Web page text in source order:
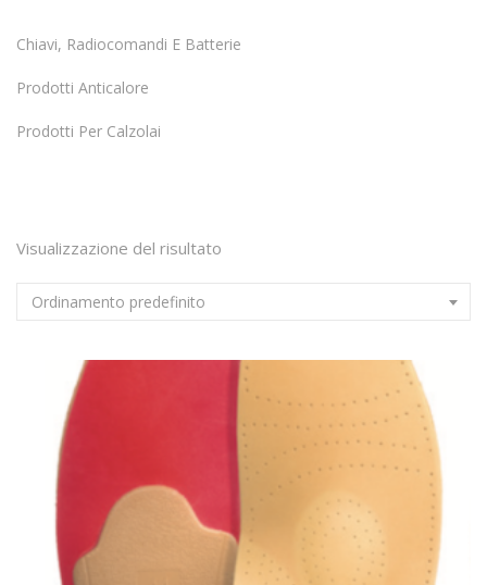
Chiavi, Radiocomandi E Batterie
Prodotti Anticalore
Prodotti Per Calzolai
Visualizzazione del risultato
Ordinamento predefinito